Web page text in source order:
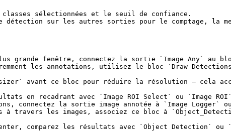
sélectionnées et le seuil de confiance.
de détection sur les autres sorties pour le comptage,
grande fenêtre, connectez la sortie `Image Any` au
les annotations, utilisez le bloc `Draw
avant ce bloc pour réduire la résolution — cela
en recadrant avec `Image ROI Select` ou `Image
connectez la sortie image annotée à `Image Logger`
à travers les images, associez ce bloc à
comparez les résultats avec `Object Detection` ou